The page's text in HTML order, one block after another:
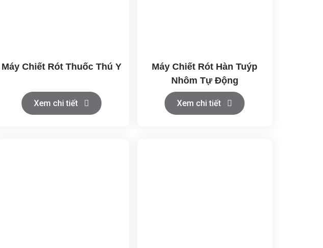
Máy Chiết Rót Thuốc Thú Y
Xem chi tiết
Máy Chiết Rót Hàn Tuýp
Nhôm Tự Động
Xem chi tiết